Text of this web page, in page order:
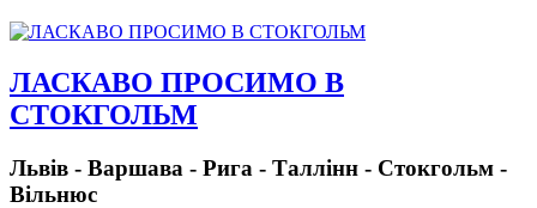
ЛАСКАВО ПРОСИМО В
СТОКГОЛЬМ
Львів - Варшава - Рига - Таллінн - Стокгольм -
Вільнюс